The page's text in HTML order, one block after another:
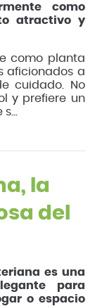
como
atractivo y
como planta
aficionados a
cuidado. No
y prefiere un
la
del
es una
para
o espacio